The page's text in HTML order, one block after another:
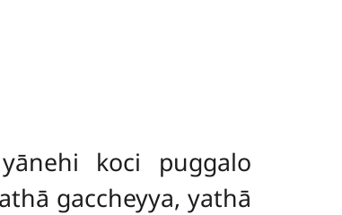
koci puggalo
gaccheyya, yathā